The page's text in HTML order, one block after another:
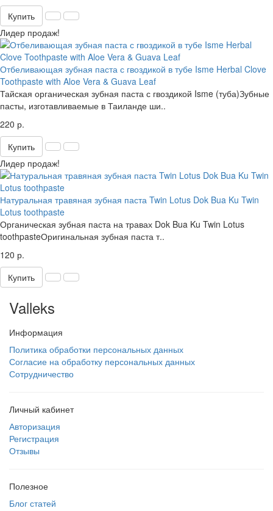
Купить
Лидер продаж!
Отбеливающая зубная паста с гвоздикой в тубе Isme Herbal Clove
Toothpaste with Aloe Vera & Guava Leaf
Тайская органическая зубная паста с гвоздикой Isme (туба)Зубные
пасты, изготавливаемые в Таиланде ши..
220 р.
Купить
Лидер продаж!
Натуральная травяная зубная паста Twin Lotus Dok Bua Ku Twin
Lotus toothpaste
Органическая зубная паста на травах Dok Bua Ku Twin Lotus
toothpasteОригинальная зубная паста т..
120 р.
Купить
Valleks
Информация
Политика обработки персональных данных
Согласие на обработку персональных данных
Сотрудничество
Личный кабинет
Авторизация
Регистрация
Отзывы
Полезное
Блог статей